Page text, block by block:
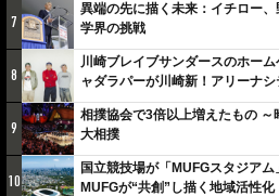
7
異端の先に描く未来：イチロー
学界の挑戦
8
川崎ブレイブサンダースのホー
ャダラパーが川崎新！アリーナ
しみでしかないでしょ。川崎は
9
相撲協会で3倍以上増えたもの
大相撲
10
国立競技場が「MUFGスタジア
MUFGが“共創”し描く地域活性